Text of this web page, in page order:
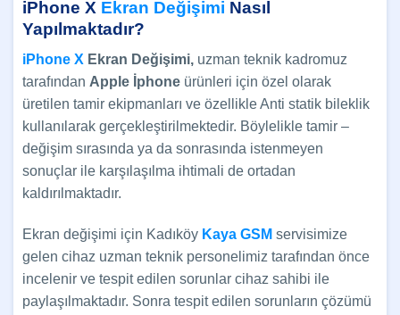
iPhone X Ekran Değişimi Nasıl
Yapılmaktadır?
iPhone X Ekran Değişimi, uzman teknik kadromuz
tarafından Apple İphone ürünleri için özel olarak
üretilen tamir ekipmanları ve özellikle Anti statik bileklik
kullanılarak gerçekleştirilmektedir. Böylelikle tamir –
değişim sırasında ya da sonrasında istenmeyen
sonuçlar ile karşılaşılma ihtimali de ortadan
kaldırılmaktadır.
Ekran değişimi için Kadıköy Kaya GSM servisimize
gelen cihaz uzman teknik personelimiz tarafından önce
incelenir ve tespit edilen sorunlar cihaz sahibi ile
paylaşılmaktadır. Sonra tespit edilen sorunların çözümü